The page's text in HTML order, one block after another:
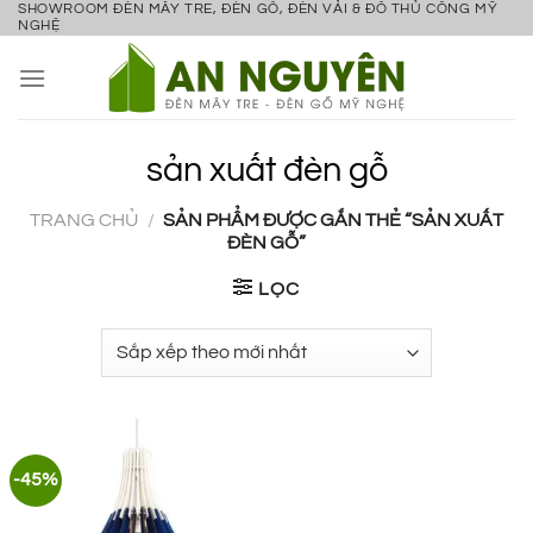
Bỏ
nội
SHOWROOM ĐÈN MÂY TRE, ĐÈN GỖ, ĐÈN VẢI & ĐỒ THỦ CÔNG MỸ
NGHỆ
sản xuất đèn gỗ
TRANG CHỦ / SẢN PHẨM ĐƯỢC GẮN THẺ “SẢN XUẤT
ĐÈN GỖ”
LỌC
-45%